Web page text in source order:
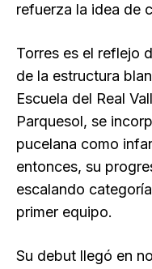
refuerza la idea de
Torres es el reflejo
de la estructura
Escuela del Real
Parquesol, se
pucelana como
entonces, su
escalando
primer equipo.
Su debut llegó en